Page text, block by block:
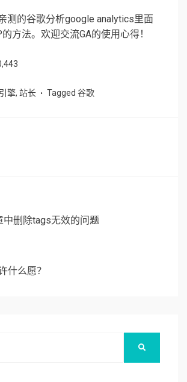
测的谷歌分析google analytics里面
方法。欢迎交流GA的使用心得！
擎, 站长 Tagged 谷歌
中删除tags无效的问题
什么愿？